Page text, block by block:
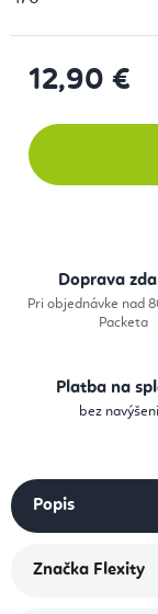
12,90 €
Doprava
Pri objednávke nad
Packeta
Platba na
bez
Popis
Značka Flexity